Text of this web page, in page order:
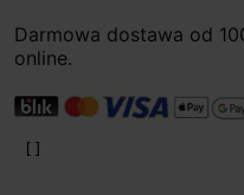
Darmowa dostawa od
online.